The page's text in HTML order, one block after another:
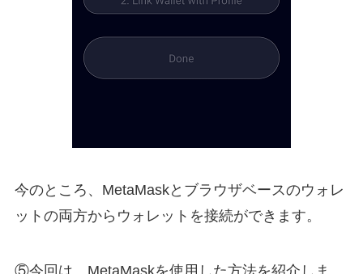
今のところ、MetaMaskとブラウザベースのウォレ
ットの両方からウォレットを接続ができます。
⑤今回は、MetaMaskを使用した方法を紹介しま